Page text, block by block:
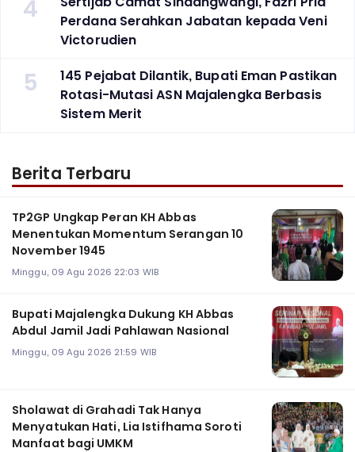
4
Perdana Serahkan Jabatan kepada Veni
Victorudien
5
145 Pejabat Dilantik, Bupati Eman Pastikan
Rotasi-Mutasi ASN Majalengka Berbasis
Sistem Merit
Berita Terbaru
TP2GP Ungkap Peran KH Abbas
Menentukan Momentum Serangan 10
November 1945
Minggu, 09 Agu 2026 22:03 WIB
Bupati Majalengka Dukung KH Abbas
Abdul Jamil Jadi Pahlawan Nasional
Minggu, 09 Agu 2026 21:59 WIB
Sholawat di Grahadi Tak Hanya
Menyatukan Hati, Lia Istifhama Soroti
Manfaat bagi UMKM